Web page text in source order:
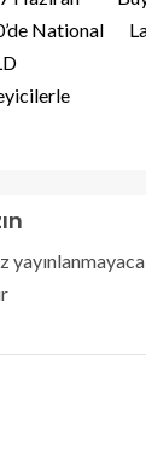
National